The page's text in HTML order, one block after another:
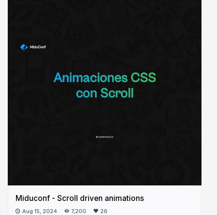
Miduconf - Scroll driven animations
Aug 15, 2024 7,200 26